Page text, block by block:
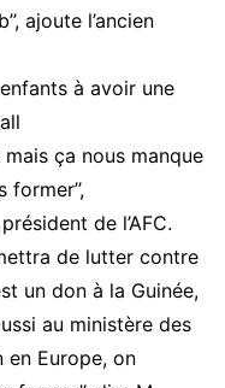
ajoute l’ancien
à avoir une
ça nous manque
de l’AFC.
de lutter contre
un don à la Guinée,
au ministère des
Europe, on